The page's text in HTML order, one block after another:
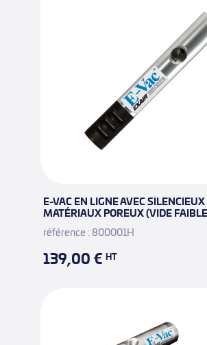
E-VAC EN LIGNE AVEC
MATÉRIAUX POREUX (VIDE
référence : 800001H
139,00 € HT